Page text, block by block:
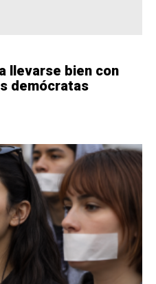
llevarse bien con
demócratas